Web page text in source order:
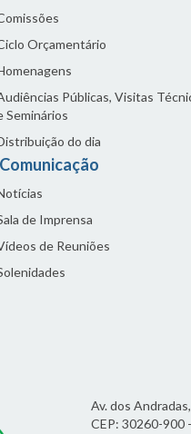
Orçamentário
Públicas, Visitas
Seminários
do dia
Comunicação
de Imprensa
de Reuniões
Av. dos
CEP: 30260-900